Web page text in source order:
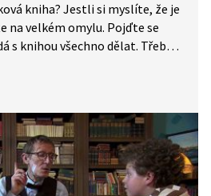
kniha? Jestli si myslíte, že je
na velkém omylu. Pojďte se
s knihou všechno dělat. Třeba